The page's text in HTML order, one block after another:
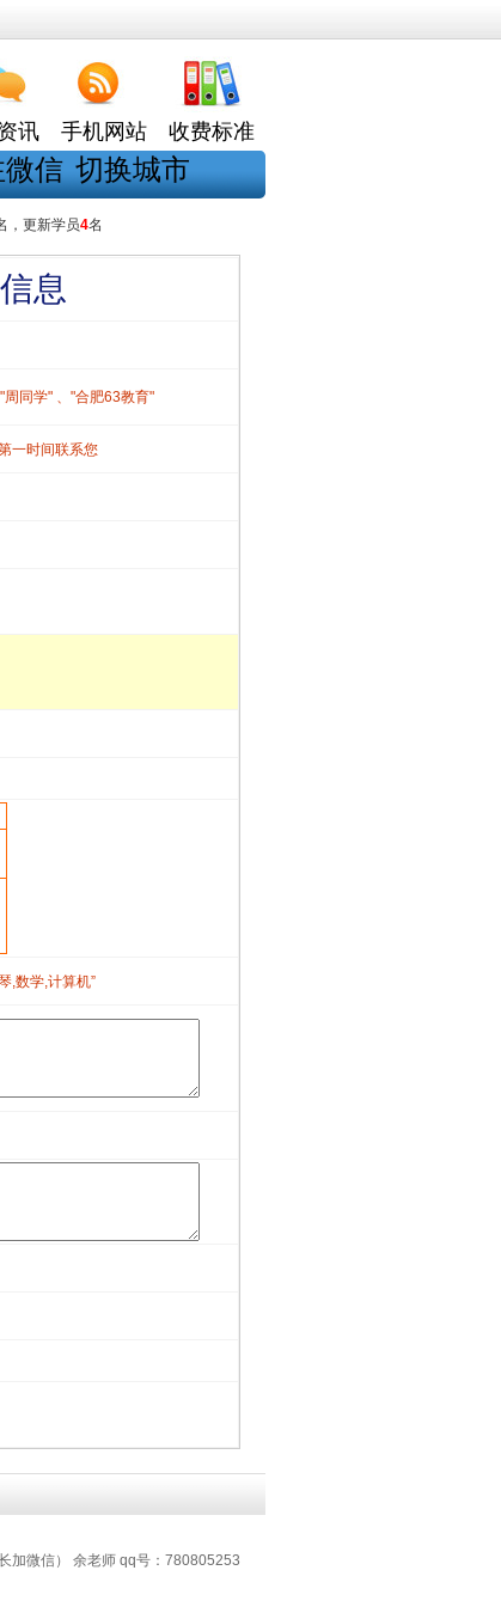
讯 手机网站 收费标准
微信 切换城市
，更新学员4名
息
同学" 、"合肥63教育"
一时间联系您
,数学,计算机”
加微信） 余老师 qq号：780805253